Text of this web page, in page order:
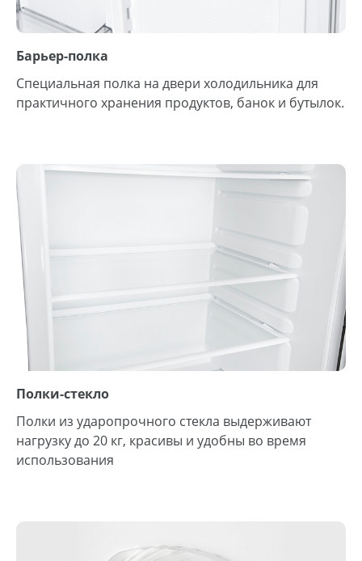
Барьер-полка
Специальная полка на двери холодильника для
практичного хранения продуктов, банок и бутылок.
Полки-стекло
Полки из ударопрочного стекла выдерживают
нагрузку до 20 кг, красивы и удобны во время
использования